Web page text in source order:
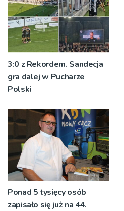
3:0 z Rekordem. Sandecja
gra dalej w Pucharze
Polski
Ponad 5 tysięcy osób
zapisało się już na 44.